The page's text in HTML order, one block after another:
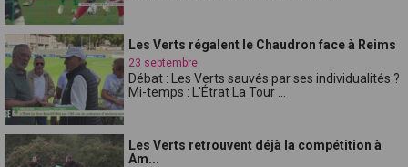
Les Verts régalent le Chaudron face à Reims
23 septembre
Débat : Les Verts sauvés par ses individualités ?
Mi-temps : L'Étrat La Tour ...
Les Verts retrouvent déjà la compétition à
Am...